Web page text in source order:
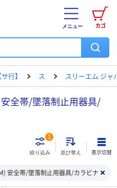
カゴ
メニュー
行】 ス スリーエム ジャ
全帯/墜落制止用器具/
絞り込み
1
並び替え 表示切替
安全帯/墜落制止用器具/カラビナ